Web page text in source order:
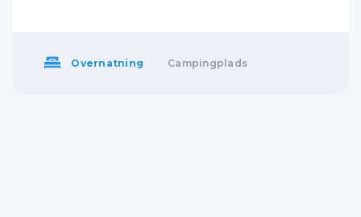
Overnatning Campingplads